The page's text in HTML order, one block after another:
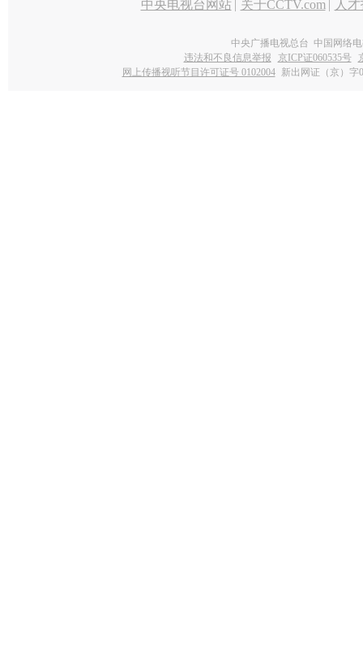
中央电视台网站 关于CCTV.com 人
中央广播电视总台 中国网络
违法和不良信息举报
京ICP证060535号
网上传播视听节目许可证号 0102004 新出网证（京）